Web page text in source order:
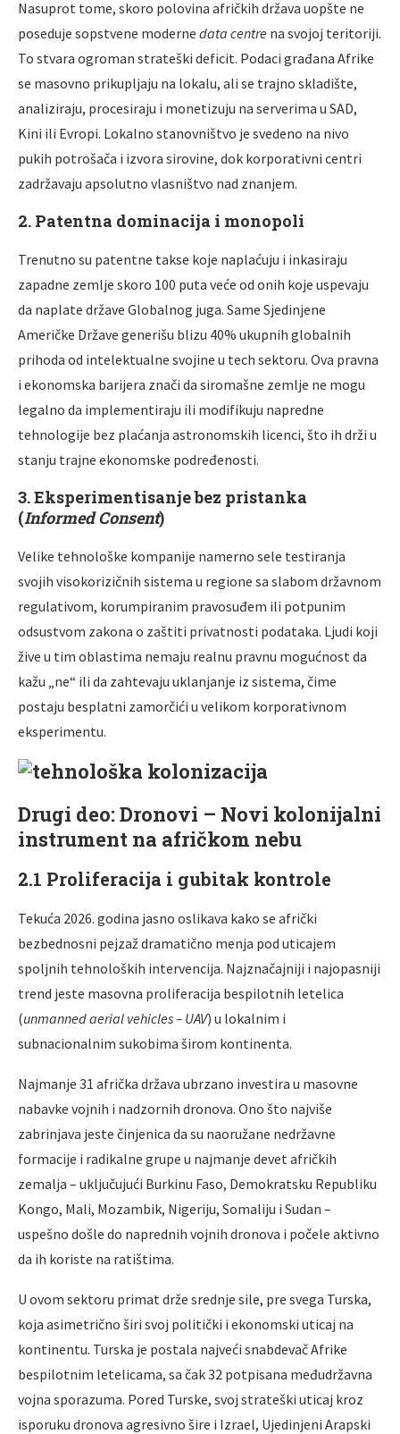
Nasuprot tome, skoro polovina afričkih država uopšte ne
poseduje sopstvene moderne data centre na svojoj teritoriji.
To stvara ogroman strateški deficit. Podaci građana Afrike
se masovno prikupljaju na lokalu, ali se trajno skladište,
analiziraju, procesiraju i monetizuju na serverima u SAD,
Kini ili Evropi. Lokalno stanovništvo je svedeno na nivo
pukih potrošača i izvora sirovine, dok korporativni centri
zadržavaju apsolutno vlasništvo nad znanjem.
2. Patentna dominacija i monopoli
Trenutno su patentne takse koje naplaćuju i inkasiraju
zapadne zemlje skoro 100 puta veće od onih koje uspevaju
da naplate države Globalnog juga. Same Sjedinjene
Američke Države generišu blizu 40% ukupnih globalnih
prihoda od intelektualne svojine u tech sektoru. Ova pravna
i ekonomska barijera znači da siromašne zemlje ne mogu
legalno da implementiraju ili modifikuju napredne
tehnologije bez plaćanja astronomskih licenci, što ih drži u
stanju trajne ekonomske podređenosti.
3. Eksperimentisanje bez pristanka
(Informed Consent)
Velike tehnološke kompanije namerno sele testiranja
svojih visokorizičnih sistema u regione sa slabom državnom
regulativom, korumpiranim pravosuđem ili potpunim
odsustvom zakona o zaštiti privatnosti podataka. Ljudi koji
žive u tim oblastima nemaju realnu pravnu mogućnost da
kažu „ne“ ili da zahtevaju uklanjanje iz sistema, čime
postaju besplatni zamorčići u velikom korporativnom
eksperimentu.
Drugi deo: Dronovi – Novi kolonijalni
instrument na afričkom nebu
2.1 Proliferacija i gubitak kontrole
Tekuća 2026. godina jasno oslikava kako se afrički
bezbednosni pejzaž dramatično menja pod uticajem
spoljnih tehnoloških intervencija. Najznačajniji i najopasniji
trend jeste masovna proliferacija bespilotnih letelica
(unmanned aerial vehicles – UAV) u lokalnim i
subnacionalnim sukobima širom kontinenta.
Najmanje 31 afrička država ubrzano investira u masovne
nabavke vojnih i nadzornih dronova. Ono što najviše
zabrinjava jeste činjenica da su naoružane nedržavne
formacije i radikalne grupe u najmanje devet afričkih
zemalja – uključujući Burkinu Faso, Demokratsku Republiku
Kongo, Mali, Mozambik, Nigeriju, Somaliju i Sudan –
uspešno došle do naprednih vojnih dronova i počele aktivno
da ih koriste na ratištima.
U ovom sektoru primat drže srednje sile, pre svega Turska,
koja asimetrično širi svoj politički i ekonomski uticaj na
kontinentu. Turska je postala najveći snabdevač Afrike
bespilotnim letelicama, sa čak 32 potpisana međudržavna
vojna sporazuma. Pored Turske, svoj strateški uticaj kroz
isporuku dronova agresivno šire i Izrael, Ujedinjeni Arapski